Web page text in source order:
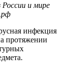
и мире
инфекция
протяжении